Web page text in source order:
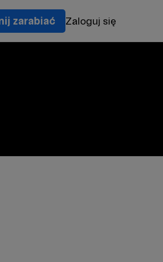
zarabiać Zaloguj się